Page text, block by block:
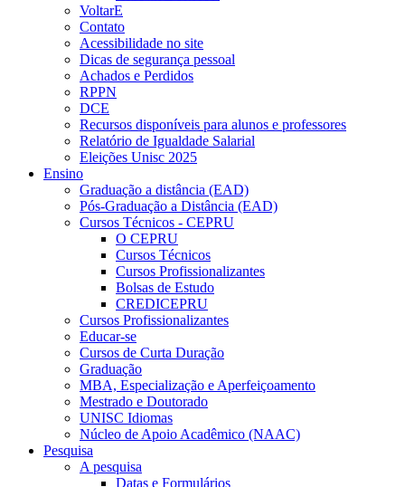
VoltarE
Contato
Acessibilidade no site
Dicas de segurança pessoal
Achados e Perdidos
RPPN
DCE
Recursos disponíveis para alunos e professores
Relatório de Igualdade Salarial
Eleições Unisc 2025
Ensino
Graduação a distância (EAD)
Pós-Graduação a Distância (EAD)
Cursos Técnicos - CEPRU
O CEPRU
Cursos Técnicos
Cursos Profissionalizantes
Bolsas de Estudo
CREDICEPRU
Cursos Profissionalizantes
Educar-se
Cursos de Curta Duração
Graduação
MBA, Especialização e Aperfeiçoamento
Mestrado e Doutorado
UNISC Idiomas
Núcleo de Apoio Acadêmico (NAAC)
Pesquisa
A pesquisa
Datas e Formulários